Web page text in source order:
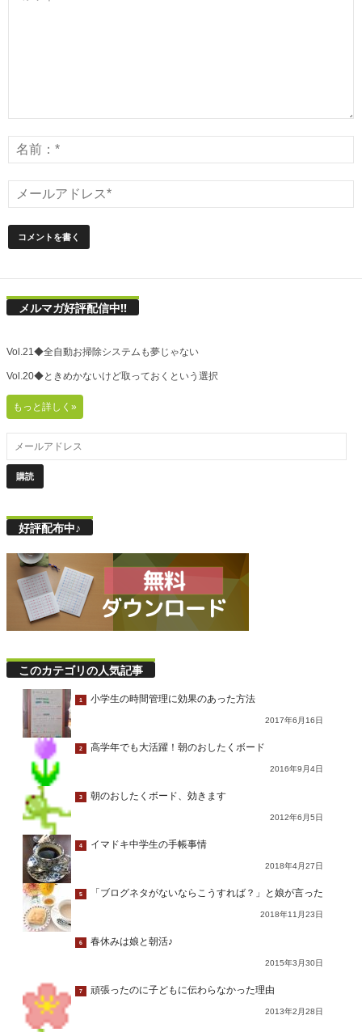
メルマガ好評配信中!!
Vol.21◆全自動お掃除システムも夢じゃない
Vol.20◆ときめかないけど取っておくという選択
もっと詳しく»
好評配布中♪
このカテゴリの人気記事
1 小学生の時間管理に効果のあった方法
2017年6月16日
2 高学年でも大活躍！朝のおしたくボード
2016年9月4日
3 朝のおしたくボード、効きます
2012年6月5日
4 イマドキ中学生の手帳事情
2018年4月27日
5 「ブログネタがないならこうすれば？」と娘が言った
2018年11月23日
6 春休みは娘と朝活♪
2015年3月30日
7 頑張ったのに子どもに伝わらなかった理由
2013年2月28日